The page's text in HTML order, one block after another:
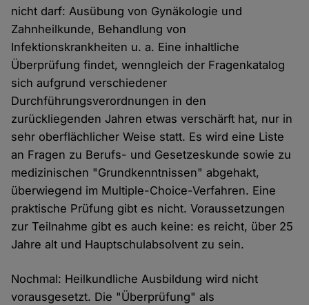
nicht darf: Ausübung von Gynäkologie und
Zahnheilkunde, Behandlung von
Infektionskrankheiten u. a. Eine inhaltliche
Überprüfung findet, wenngleich der Fragenkatalog
sich aufgrund verschiedener
Durchführungsverordnungen in den
zurückliegenden Jahren etwas verschärft hat, nur in
sehr oberflächlicher Weise statt. Es wird eine Liste
an Fragen zu Berufs- und Gesetzeskunde sowie zu
medizinischen "Grundkenntnissen" abgehakt,
überwiegend im Multiple-Choice-Verfahren. Eine
praktische Prüfung gibt es nicht. Voraussetzungen
zur Teilnahme gibt es auch keine: es reicht, über 25
Jahre alt und Hauptschulabsolvent zu sein.
Nochmal: Heilkundliche Ausbildung wird nicht
vorausgesetzt. Die "Überprüfung" als